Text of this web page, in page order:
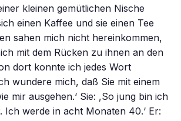
kleinen gemütlichen Nische
einen Kaffee und sie einen Tee
sahen mich nicht hereinkommen,
mit dem Rücken zu ihnen an den
dort konnte ich jedes Wort
wundere mich, daß Sie mit einem
mir ausgehen.‘ Sie: ,So jung bin ich
Ich werde in acht Monaten 40.‘ Er: